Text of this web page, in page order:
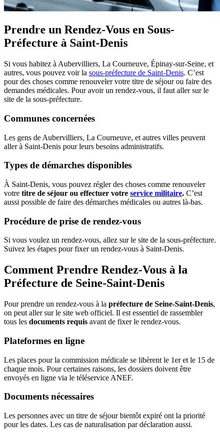
Prendre un Rendez-Vous en Sous-
Préfecture à Saint-Denis
Si vous habitez à Aubervilliers, La Courneuve, Épinay-sur-Seine, et
autres, vous pouvez voir la sous-préfecture de Saint-Denis. C’est
pour des choses comme renouveler votre titre de séjour ou faire des
demandes médicales. Pour avoir un rendez-vous, il faut aller sur le
site de la sous-préfecture.
Communes concernées
Les gens de Aubervilliers, La Courneuve, et autres villes peuvent
aller à Saint-Denis pour leurs besoins administratifs.
Types de démarches disponibles
À Saint-Denis, vous pouvez régler des choses comme renouveler
votre titre de séjour ou effectuer votre service militaire. C’est
aussi possible de faire des démarches médicales ou autres là-bas.
Procédure de prise de rendez-vous
Si vous voulez un rendez-vous, allez sur le site de la sous-préfecture.
Suivez les étapes pour fixer un rendez-vous à Saint-Denis.
Comment Prendre Rendez-Vous à la
Préfecture de Seine-Saint-Denis
Pour prendre un rendez-vous à la préfecture de Seine-Saint-Denis,
on peut aller sur le site web officiel. Il est essentiel de rassembler
tous les documents requis avant de fixer le rendez-vous.
Plateformes en ligne
Les places pour la commission médicale se libèrent le 1er et le 15 de
chaque mois. Pour certaines raisons, les dossiers doivent être
envoyés en ligne via le téléservice ANEF.
Documents nécessaires
Les personnes avec un titre de séjour bientôt expiré ont la priorité
pour les dates. Les cas de naturalisation par déclaration aussi.